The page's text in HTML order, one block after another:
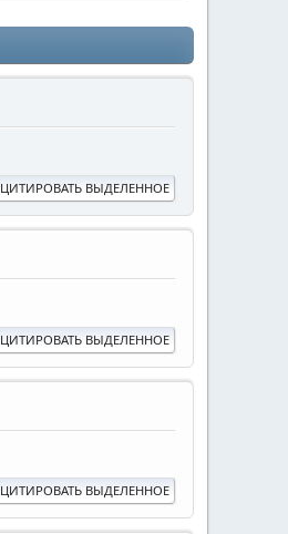
ЦИТИРОВАТЬ ВЫДЕЛЕННОЕ
ЦИТИРОВАТЬ ВЫДЕЛЕННОЕ
ЦИТИРОВАТЬ ВЫДЕЛЕННОЕ